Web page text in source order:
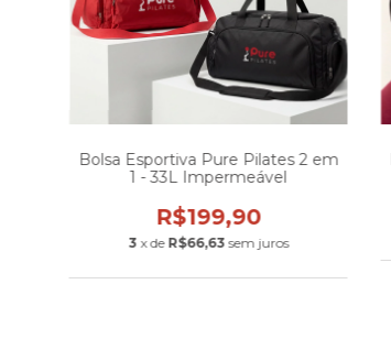
Bolsa Esportiva Pure Pilates 2 em
1 - 33L Impermeável
R$199,90
3 x de R$66,63 sem juros